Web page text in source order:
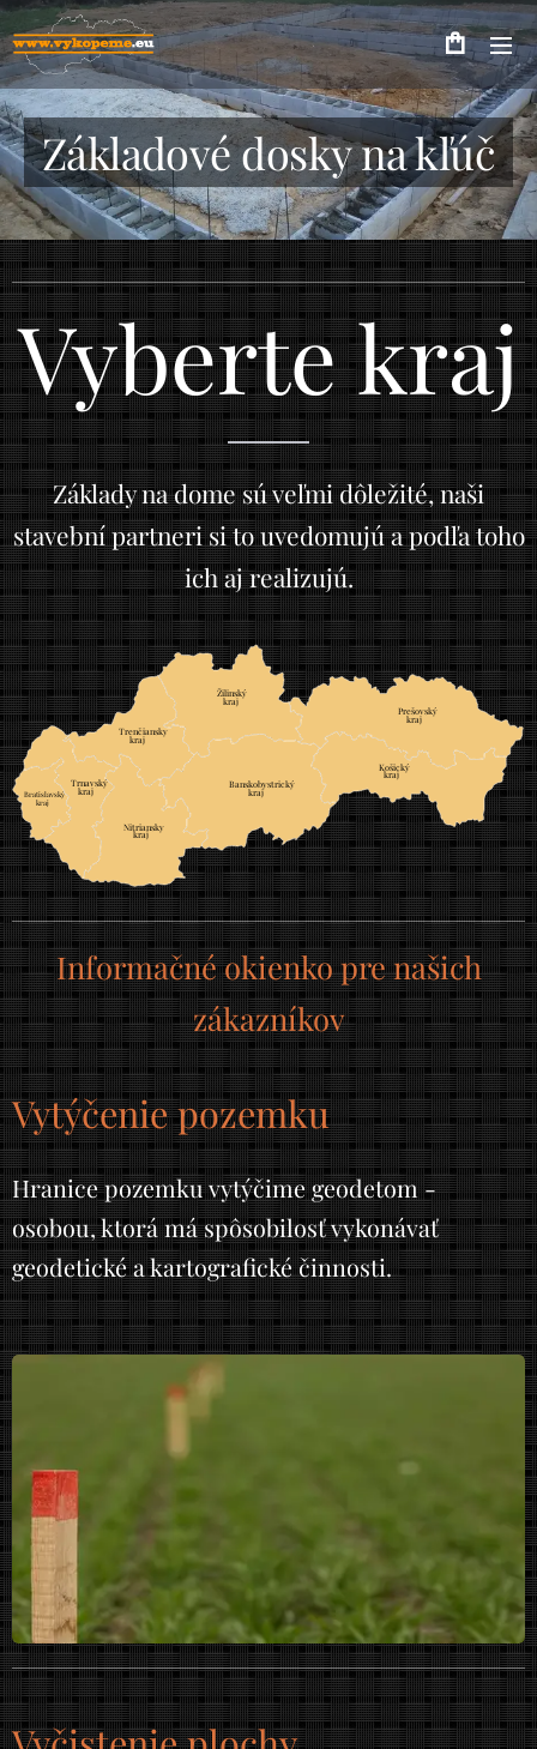
Základové dosky na kľúč
Vyberte kraj
Základy na dome sú veľmi dôležité, naši
stavební partneri si to uvedomujú a podľa toho
ich aj realizujú.
Bratislavský
kraj
Trnavský
kraj
Nitriansky
kraj
Trenčiansky
kraj
Banskobystrický
kraj
Košický
kraj
Prešovský
kraj
Žilinský
kraj
Informačné okienko pre našich
zákazníkov
Vytýčenie pozemku
Hranice pozemku vytýčime geodetom -
osobou, ktorá má spôsobilosť vykonávať
geodetické a kartografické činnosti.